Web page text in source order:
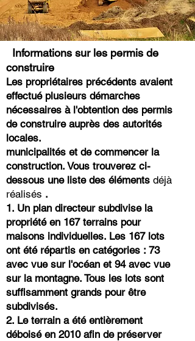
Informations sur les permis de
construire
Les propriétaires précédents avaient
effectué plusieurs démarches
nécessaires à l'obtention des permis
de construire auprès des autorités
locales.
municipalités et de commencer la
construction. Vous trouverez ci-
dessous une liste des éléments déjà
réalisés .
1. Un plan directeur subdivise la
propriété en 167 terrains pour
maisons individuelles. Les 167 lots
ont été répartis en catégories : 73
avec vue sur l'océan et 94 avec vue
sur la montagne. Tous les lots sont
suffisamment grands pour être
subdivisés.
2. Le terrain a été entièrement
déboisé en 2010 afin de préserver